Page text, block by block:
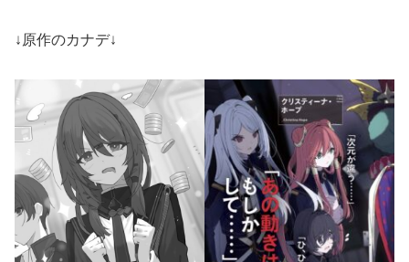
↓原作のカナデ↓